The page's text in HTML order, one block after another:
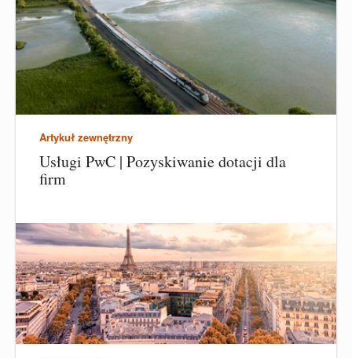
Artykuł zewnętrzny
Usługi PwC | Pozyskiwanie dotacji dla
firm